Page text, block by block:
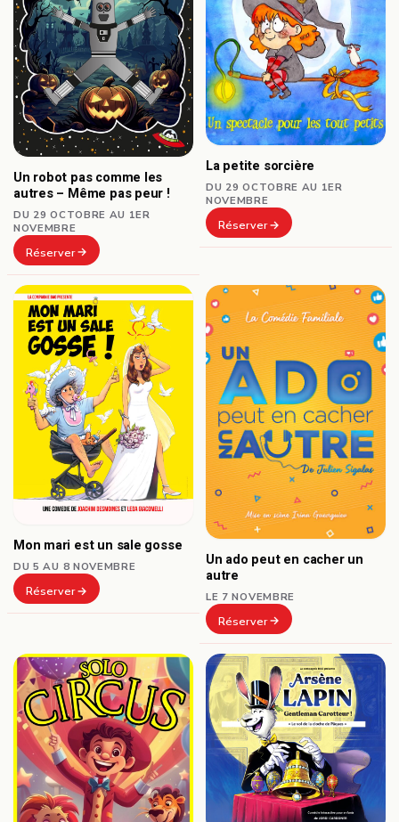
Un robot pas comme les
autres – Même pas peur !
DU 29 OCTOBRE AU 1ER
NOVEMBRE
Réserver
La petite sorcière
DU 29 OCTOBRE AU 1ER
NOVEMBRE
Réserver
Mon mari est un sale gosse
DU 5 AU 8 NOVEMBRE
Réserver
Un ado peut en cacher un
autre
LE 7 NOVEMBRE
Réserver